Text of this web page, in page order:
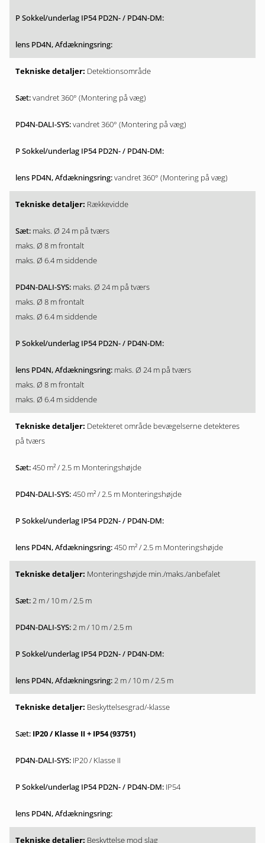
Detektionsområde
vandret 360° (Montering på væg)
vandret 360° (Montering på væg)
vandret 360° (Montering på væg)
Rækkevidde
maks. Ø 24 m på tværs
maks. Ø 8 m frontalt
maks. Ø 6.4 m siddende
maks. Ø 24 m på tværs
maks. Ø 8 m frontalt
maks. Ø 6.4 m siddende
maks. Ø 24 m på tværs
maks. Ø 8 m frontalt
maks. Ø 6.4 m siddende
Detekteret område bevægelserne detekteres
på tværs
450 m² / 2.5 m Monteringshøjde
450 m² / 2.5 m Monteringshøjde
450 m² / 2.5 m Monteringshøjde
Monteringshøjde min./maks./anbefalet
2 m / 10 m / 2.5 m
2 m / 10 m / 2.5 m
2 m / 10 m / 2.5 m
Beskyttelsesgrad/-klasse
IP20 / Klasse II + IP54 (93751)
IP20 / Klasse II
IP54
Beskyttelse mod slag